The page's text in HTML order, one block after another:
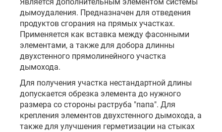
дымоудаления. Предназначен для отведения
продуктов сгорания на прямых участках.
Применяется как вставка между фасонными
элементами, а также для добора длинны
двухстенного прямолинейного участка
дымохода.
Для получения участка нестандартной длины
допускается обрезка элемента до нужного
размера со стороны раструба "папа". Для
крепления элементов двухстенного дымохода, а
также для улучшения герметизации на стыках